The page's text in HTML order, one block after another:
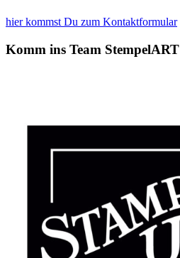
hier kommst Du zum Kontaktformular
Komm ins Team StempelART